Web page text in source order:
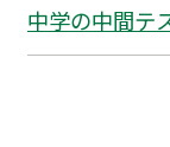
中学の中間テ